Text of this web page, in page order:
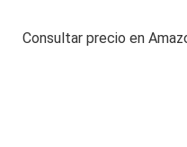
Consultar precio en